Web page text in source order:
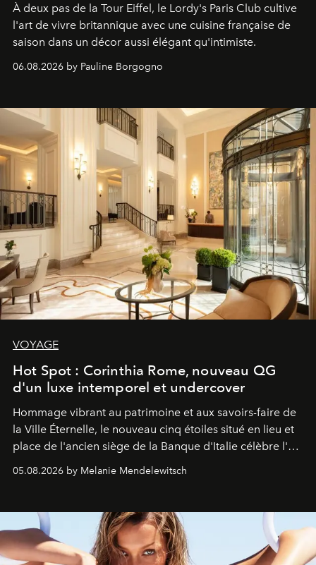
À deux pas de la Tour Eiffel, le Lordy's Paris Club cultive
l'art de vivre britannique avec une cuisine française de
saison dans un décor aussi élégant qu'intimiste.
06.08.2026 by Pauline Borgogno
VOYAGE
Hot Spot : Corinthia Rome, nouveau QG
d'un luxe intemporel et undercover
Hommage vibrant au patrimoine et aux savoirs-faire de
la Ville Éternelle, le nouveau cinq étoiles situé en lieu et
place de l'ancien siège de la Banque d'Italie célèbre l'art
05.08.2026 by Melanie Mendelewitsch